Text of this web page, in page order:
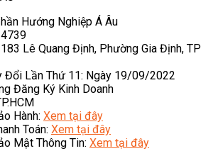
Hướng Nghiệp Á Âu
Lê Quang Định, Phường Gia Định, TP
Đổi Lần Thứ 11: Ngày 19/09/2022
Đăng Ký Kinh Doanh
Hành: Xem tại đây
Toán: Xem tại đây
Mật Thông Tin: Xem tại đây